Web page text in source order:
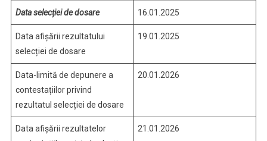
Data selecției de dosare 16.01.2025
Data afișării rezultatului
selecției de dosare
19.01.2025
Data-limită de depunere a
contestațiilor privind
rezultatul selecției de dosare
20.01.2026
Data afișării rezultatelor
21.01.2026